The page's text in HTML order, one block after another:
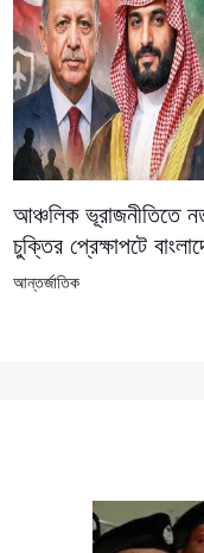
আঞ্চলিক ভূরাজনীতিতে
চুক্তির প্রেক্ষাপটে
আন্তর্জাতিক